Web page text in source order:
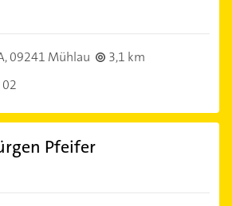
09241 Mühlau
3,1 km
Pfeifer